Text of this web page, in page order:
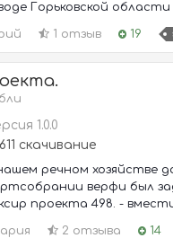
Горьковской
1 отзыв 19
1.0.0
611 скачивание
речном хозяйстве
верфи был
проекта 498. -
2 отзыва 14